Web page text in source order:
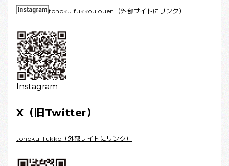
tohoku.fukkou.ouen（外部サイトにリンク）
Instagram
X（旧Twitter）
tohoku_fukko（外部サイトにリンク）